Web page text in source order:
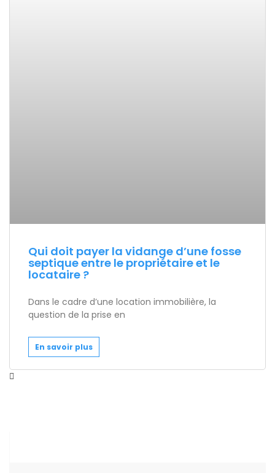
Qui doit payer la vidange d’une fosse
septique entre le propriétaire et le
locataire ?
Dans le cadre d’une location immobilière, la
question de la prise en
En savoir plus